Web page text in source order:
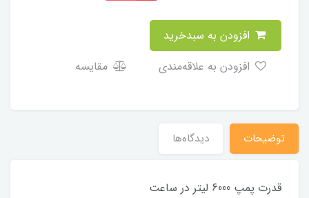
مقایسه
توضیحات دیدگاه‌ها
قدرت پمپ 6000 لیتر در ساعت